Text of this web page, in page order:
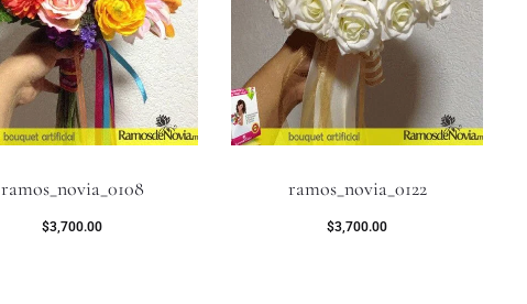
ramos_novia_0108
$3,700.00
ramos_novia_0122
$3,700.00